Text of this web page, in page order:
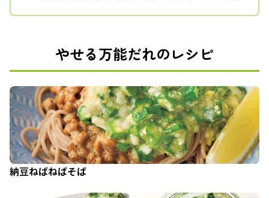
やせる万能だれのレシピ
納豆ねばねばそば